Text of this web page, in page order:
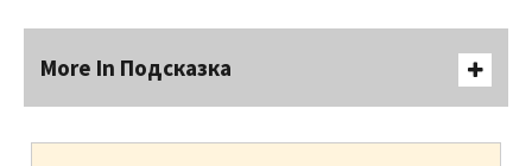
More In Подсказка